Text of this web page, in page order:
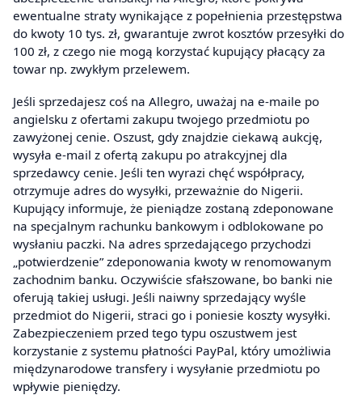
ewentualne straty wynikające z popełnienia przestępstwa
do kwoty 10 tys. zł, gwarantuje zwrot kosztów przesyłki do
100 zł, z czego nie mogą korzystać kupujący płacący za
towar np. zwykłym przelewem.
Jeśli sprzedajesz coś na Allegro, uważaj na e-maile po
angielsku z ofertami zakupu twojego przedmiotu po
zawyżonej cenie. Oszust, gdy znajdzie ciekawą aukcję,
wysyła e-mail z ofertą zakupu po atrakcyjnej dla
sprzedawcy cenie. Jeśli ten wyrazi chęć współpracy,
otrzymuje adres do wysyłki, przeważnie do Nigerii.
Kupujący informuje, że pieniądze zostaną zdeponowane
na specjalnym rachunku bankowym i odblokowane po
wysłaniu paczki. Na adres sprzedającego przychodzi
„potwierdzenie” zdeponowania kwoty w renomowanym
zachodnim banku. Oczywiście sfałszowane, bo banki nie
oferują takiej usługi. Jeśli naiwny sprzedający wyśle
przedmiot do Nigerii, straci go i poniesie koszty wysyłki.
Zabezpieczeniem przed tego typu oszustwem jest
korzystanie z systemu płatności PayPal, który umożliwia
międzynarodowe transfery i wysyłanie przedmiotu po
wpływie pieniędzy.